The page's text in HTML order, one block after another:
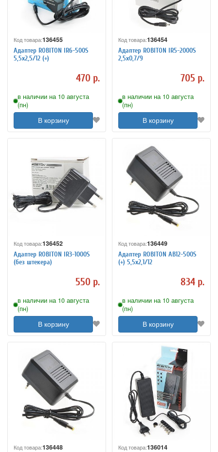
Код товара:136455
Адаптер ROBITON IR6-500S
5,5х2,5/12 (+)
470 р.
в наличии на 10 августа
(пн)
В корзину
Код товара:136454
Адаптер ROBITON IR5-2000S
2,5х0,7/9
705 р.
в наличии на 10 августа
(пн)
В корзину
Код товара:136452
Адаптер ROBITON IR3-1000S
(без штекера)
550 р.
в наличии на 10 августа
(пн)
В корзину
Код товара:136449
Адаптер ROBITON AB12-500S
(+) 5,5х2,1/12
834 р.
в наличии на 10 августа
(пн)
В корзину
Код товара:136448 Код товара:136014